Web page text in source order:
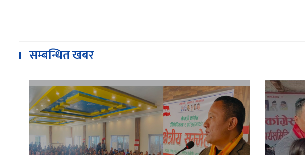
सम्बन्धित खबर